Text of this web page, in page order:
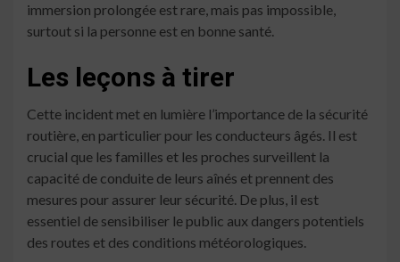
immersion prolongée est rare, mais pas impossible,
surtout si la personne est en bonne santé.
Les leçons à tirer
Cette incident met en lumière l’importance de la sécurité
routière, en particulier pour les conducteurs âgés. Il est
crucial que les familles et les proches surveillent la
capacité de conduite de leurs aînés et prennent des
mesures pour assurer leur sécurité. De plus, il est
essentiel de sensibiliser le public aux dangers potentiels
des routes et des conditions météorologiques.